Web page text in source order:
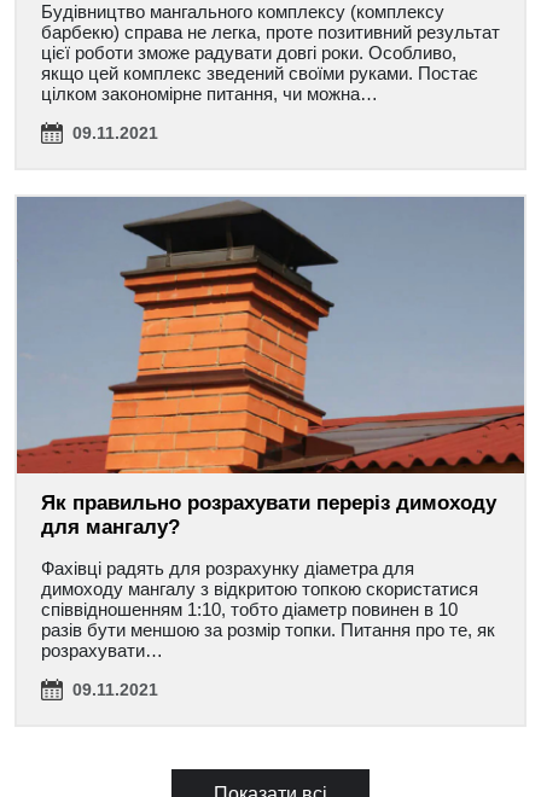
Будівництво мангального комплексу (комплексу
барбекю) справа не легка, проте позитивний результат
цієї роботи зможе радувати довгі роки. Особливо,
якщо цей комплекс зведений своїми руками. Постає
цілком закономірне питання, чи можна…
09.11.2021
Як правильно розрахувати переріз димоходу
для мангалу?
Фахівці радять для розрахунку діаметра для
димоходу мангалу з відкритою топкою скористатися
співвідношенням 1:10, тобто діаметр повинен в 10
разів бути меншою за розмір топки. Питання про те, як
розрахувати…
09.11.2021